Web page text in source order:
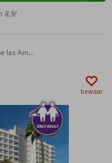
8,9!
Americas
bewaar